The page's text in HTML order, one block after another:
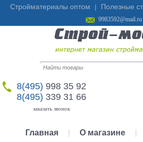
Стройматериалы оптом Полезные
9983592@mail.ru
8(495) 998 35 92
8(495) 339 31 66
заказать звонок
Главная О магазине